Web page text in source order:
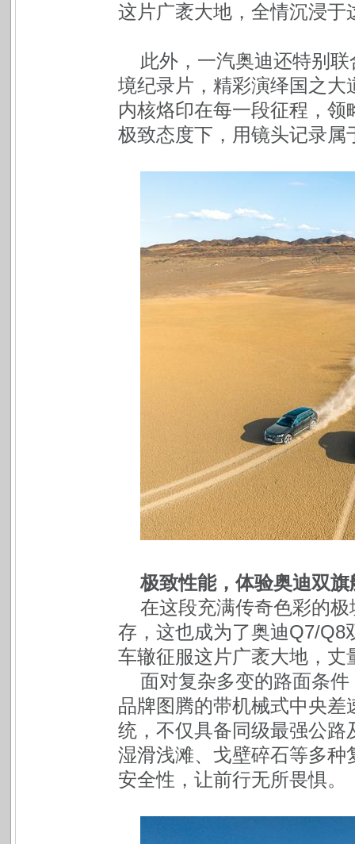
这片广袤大地，全情沉浸于
此外，一汽奥迪还特别
境纪录片，精彩演绎国之
内核烙印在每一段征程，
极致态度下，用镜头记录
极致性能，体验奥迪双
在这段充满传奇色彩的
存，这也成为了奥迪Q7/Q8
车辙征服这片广袤大地，丈
面对复杂多变的路面条
品牌图腾的带机械式中央
统，不仅具备同级最强公
湿滑浅滩、戈壁碎石等多
安全性，让前行无所畏惧。